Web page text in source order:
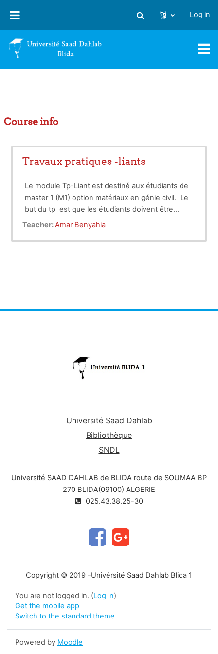
Toggle search input
Log in
Course info
Travaux pratiques -liants
Le module Tp-Liant est destiné aux étudiants de
master 1 (M1) option matériaux en génie civil. Le
but du tp est que les étudiants doivent être
capable de caractériser les différents liants
chimique (perte au feu, résidus insolubles,
Teacher:Amar Benyahia
Université Saad Dahlab
Bibliothèque
SNDL
Université SAAD DAHLAB de BLIDA route de SOUMAA BP
270 BLIDA(09100) ALGERIE
025.43.38.25-30
Copyright © 2019 -Univérsité Saad Dahlab Blida 1
You are not logged in. (Log in)
Get the mobile app
Switch to the standard theme
Powered by Moodle